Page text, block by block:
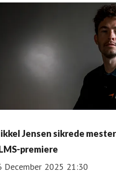
Jensen sikrede
premiere
December 2025 21:30